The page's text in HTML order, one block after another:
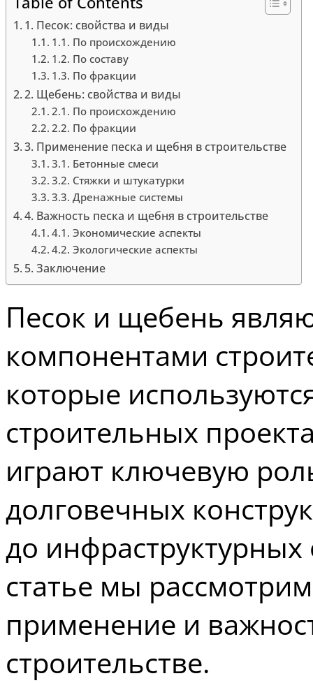
1. Песок: свойства и виды
1.1. По происхождению
1.2. По составу
1.3. По фракции
2. Щебень: свойства и виды
2.1. По происхождению
2.2. По фракции
3. Применение песка и щебня в строительстве
3.1. Бетонные смеси
3.2. Стяжки и штукатурки
3.3. Дренажные системы
4. Важность песка и щебня в строительстве
4.1. Экономические аспекты
4.2. Экологические аспекты
5. Заключение
Песок и щебень
компонентами
которые
строительных
играют ключевую
долговечных
до
статье мы
применение и
строительстве.